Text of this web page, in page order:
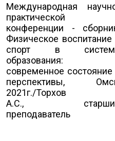
Международная
практической
конференции -
Физическое воспитание
спорт в
образования:
современное состояние
перспективы,
2021г./Торхов
А.С.,
преподаватель